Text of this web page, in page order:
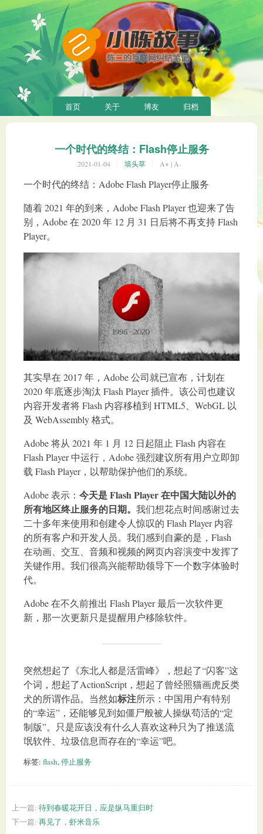
首页 关于 博友 归档
一个时代的终结：Flash停止服务
2021-01-04 墙头草 A+ |A-
一个时代的终结：Adobe Flash Player停止服务
随着 2021 年的到来，Adobe Flash Player 也迎来了告
别，Adobe 在 2020 年 12 月 31 日后将不再支持 Flash
Player。
其实早在 2017 年，Adobe 公司就已宣布，计划在
2020 年底逐步淘汰 Flash Player 插件。该公司也建议
内容开发者将 Flash 内容移植到 HTML5、WebGL 以
及 WebAssembly 格式。
Adobe 将从 2021 年 1 月 12 日起阻止 Flash 内容在
Flash Player 中运行，Adobe 强烈建议所有用户立即卸
载 Flash Player，以帮助保护他们的系统。
Adobe 表示： 今天是 Flash Player 在中国大陆以外的
所有地区终止服务的日期。 我们想花点时间感谢过去
二十多年来使用和创建令人惊叹的 Flash Player 内容
的所有客户和开发人员。我们感到自豪的是，Flash
在动画、交互、音频和视频的网页内容演变中发挥了
关键作用。我们很高兴能帮助领导下一个数字体验时
代。
Adobe 在不久前推出 Flash Player 最后一次软件更
新，那一次更新只是提醒用户移除软件。
突然想起了《东北人都是活雷峰》，想起了“闪客”这
个词，想起了ActionScript，想起了曾经照猫画虎反类
犬的所谓作品。当然如标注所示：中国用户有特别
的“幸运”，还能够见到如僵尸般被人操纵苟活的“定
制版”。只是应该没有什么人喜欢这种只为了推送流
氓软件、垃圾信息而存在的“幸运”吧。
标签: flash,停止服务
上一篇: 待到春暖花开日，应是纵马重归时
下一篇: 再见了，虾米音乐